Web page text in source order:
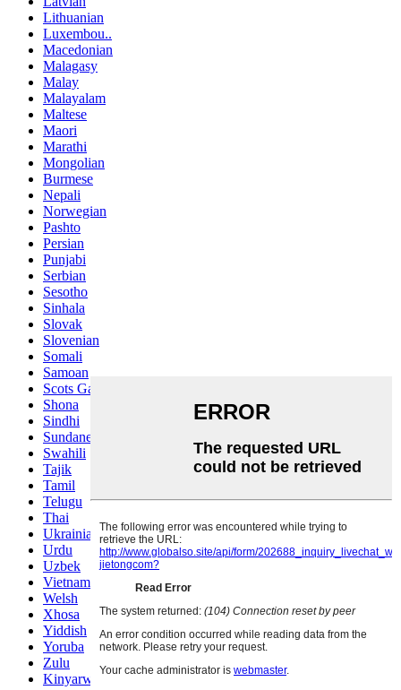
Lithuanian
Luxembou..
Macedonian
Malagasy
Malay
Malayalam
Maltese
Maori
Marathi
Mongolian
Burmese
Nepali
Norwegian
Pashto
Persian
Punjabi
Serbian
Sesotho
Sinhala
Slovak
Slovenian
Somali
Samoan
Scots Gaelic
Shona
Sindhi
Sundanese
Swahili
Tajik
Tamil
Telugu
Thai
Ukrainian
Urdu
Uzbek
Vietnamese
Welsh
Xhosa
Yiddish
Yoruba
Zulu
Kinyarwanda